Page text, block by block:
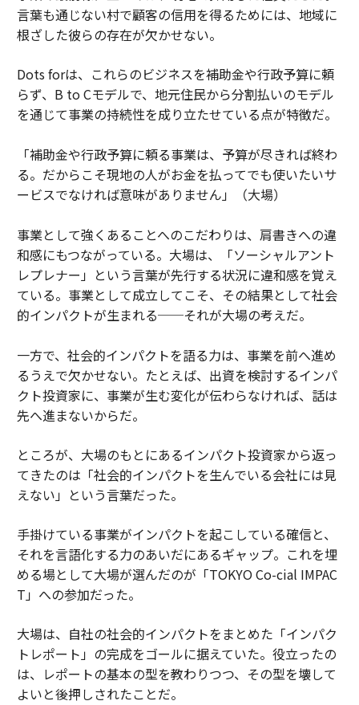
言葉も通じない村で顧客の信用を得るためには、地域に
根ざした彼らの存在が欠かせない。
Dots forは、これらのビジネスを補助金や行政予算に頼
らず、B to Cモデルで、地元住民から分割払いのモデル
を通じて事業の持続性を成り立たせている点が特徴だ。
「補助金や行政予算に頼る事業は、予算が尽きれば終わ
る。だからこそ現地の人がお金を払ってでも使いたいサ
ービスでなければ意味がありません」（大場）
事業として強くあることへのこだわりは、肩書きへの違
和感にもつながっている。大場は、「ソーシャルアント
レプレナー」という言葉が先行する状況に違和感を覚え
ている。事業として成立してこそ、その結果として社会
的インパクトが生まれる──それが大場の考えだ。
一方で、社会的インパクトを語る力は、事業を前へ進め
るうえで欠かせない。たとえば、出資を検討するインパ
クト投資家に、事業が生む変化が伝わらなければ、話は
先へ進まないからだ。
ところが、大場のもとにあるインパクト投資家から返っ
てきたのは「社会的インパクトを生んでいる会社には見
えない」という言葉だった。
手掛けている事業がインパクトを起こしている確信と、
それを言語化する力のあいだにあるギャップ。これを埋
める場として大場が選んだのが「TOKYO Co-cial IMPAC
T」への参加だった。
大場は、自社の社会的インパクトをまとめた「インパク
トレポート」の完成をゴールに据えていた。役立ったの
は、レポートの基本の型を教わりつつ、その型を壊して
よいと後押しされたことだ。